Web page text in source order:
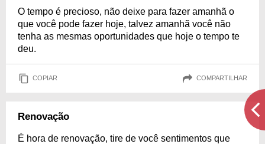
O tempo é precioso, não deixe para fazer amanhã o
que você pode fazer hoje, talvez amanhã você não
tenha as mesmas oportunidades que hoje o tempo te
deu.
COPIAR COMPARTILHAR
Renovação
É hora de renovação, tire de você sentimentos que